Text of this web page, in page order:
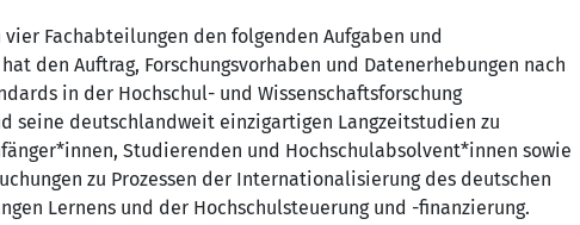
vier Fachabteilungen den folgenden Aufgaben und
den Auftrag, Forschungsvorhaben und Datenerhebungen nach
in der Hochschul- und Wissenschaftsforschung
seine deutschlandweit einzigartigen Langzeitstudien zu
Studierenden und Hochschulabsolvent*innen sowie
zu Prozessen der Internationalisierung des deutschen
Lernens und der Hochschulsteuerung und -finanzierung.